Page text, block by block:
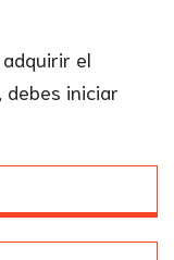
el
debes iniciar